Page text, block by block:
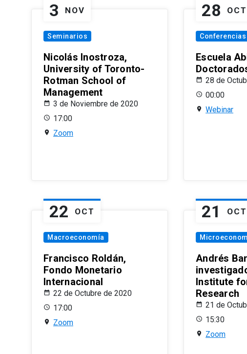
3 NOV
Seminarios
Nicolás Inostroza,
University of Toronto-
Rotman School of
Management
3 de Noviembre de 2020
17:00
Zoom
28 OCT
Conferencias
Escuela
28 de
00:00
Webinar
22 OCT
Macroeconomía
Francisco Roldán,
Fondo Monetario
Internacional
22 de Octubre de 2020
17:00
Zoom
21 OCT
Andrés
Institute
Research
21 de
15:30
Zoom